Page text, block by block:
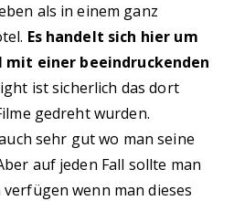
als in einem ganz
Es handelt sich hier um
einer beeindruckenden
ist sicherlich das dort
gedreht wurden.
sehr gut wo man seine
auf jeden Fall sollte man
wenn man dieses